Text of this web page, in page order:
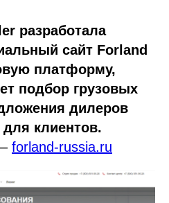
разработала
сайт Forland
платформу,
подбор грузовых
дилеров
клиентов.
forland-russia.ru